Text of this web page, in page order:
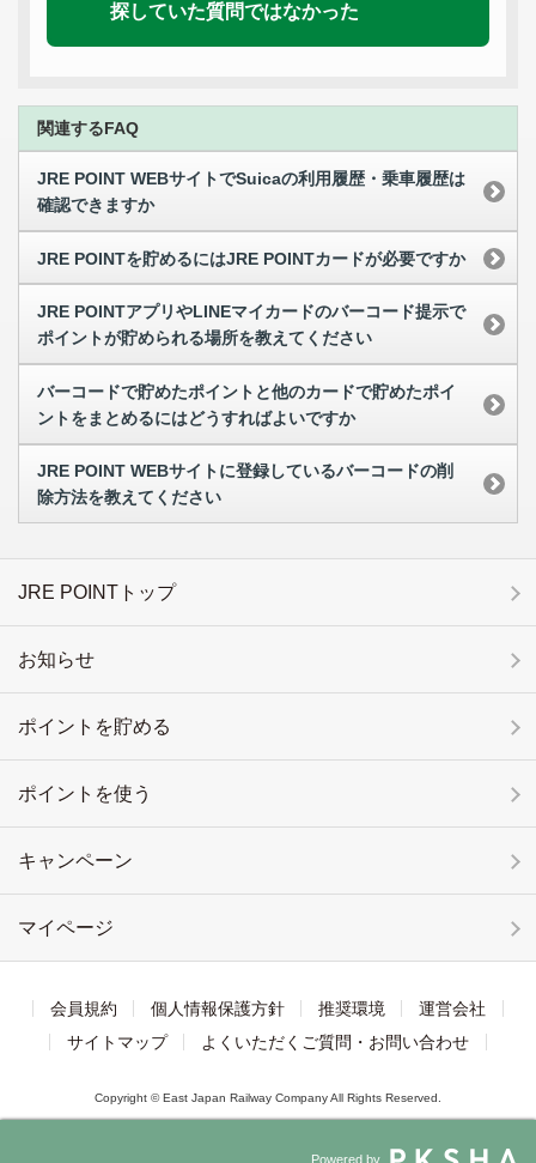
探していた質問ではなかった
関連するFAQ
JRE POINT WEBサイトでSuicaの利用履歴・乗車履歴は
確認できますか
JRE POINTを貯めるにはJRE POINTカードが必要ですか
JRE POINTアプリやLINEマイカードのバーコード提示で
ポイントが貯められる場所を教えてください
バーコードで貯めたポイントと他のカードで貯めたポイ
ントをまとめるにはどうすればよいですか
JRE POINT WEBサイトに登録しているバーコードの削
除方法を教えてください
JRE POINTトップ
お知らせ
ポイントを貯める
ポイントを使う
キャンペーン
マイページ
会員規約 個人情報保護方針 推奨環境
運営会社
サイトマップ
よくいただくご質問・お問い合わせ
Copyright © East Japan Railway Company All Rights Reserved.
Powered by